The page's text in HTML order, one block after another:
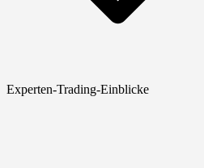
Experten-Trading-Einblicke